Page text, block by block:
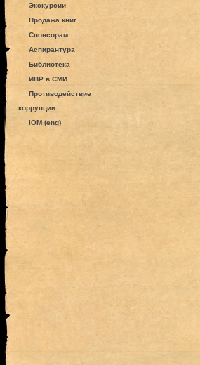
Экскурсии
Продажа книг
Спонсорам
Аспирантура
Библиотека
ИВР в СМИ
Противодействие
коррупции
IOM (eng)